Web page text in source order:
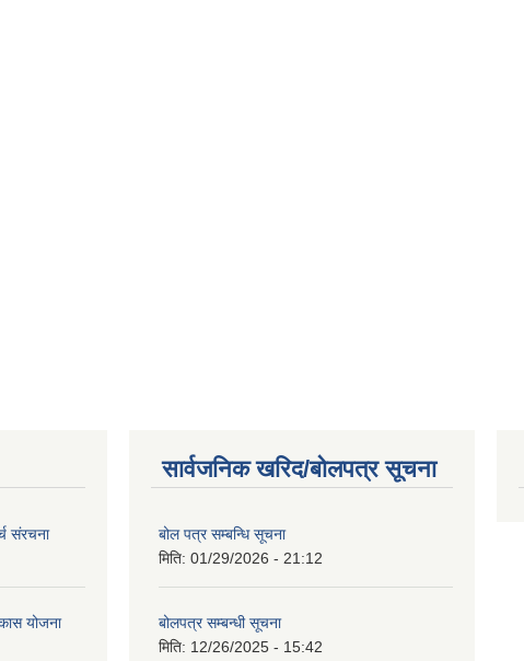
संरचना
योजना
सार्वजनिक खरिद/बोलपत्र सूचना
बोल पत्र सम्बन्धि सूचना
मिति: 01/29/2026 - 21:12
बोलपत्र सम्बन्धी सूचना
मिति: 12/26/2025 - 15:42